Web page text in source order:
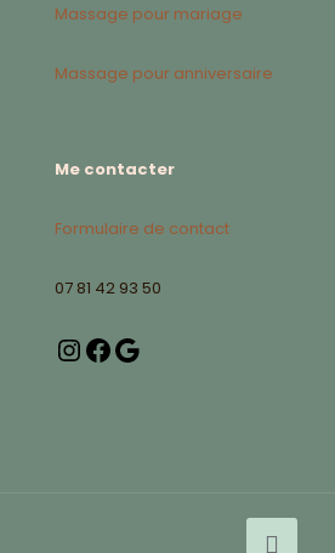
Massage pour mariage
Massage pour anniversaire
Me contacter
Formulaire de contact
07 81 42 93 50